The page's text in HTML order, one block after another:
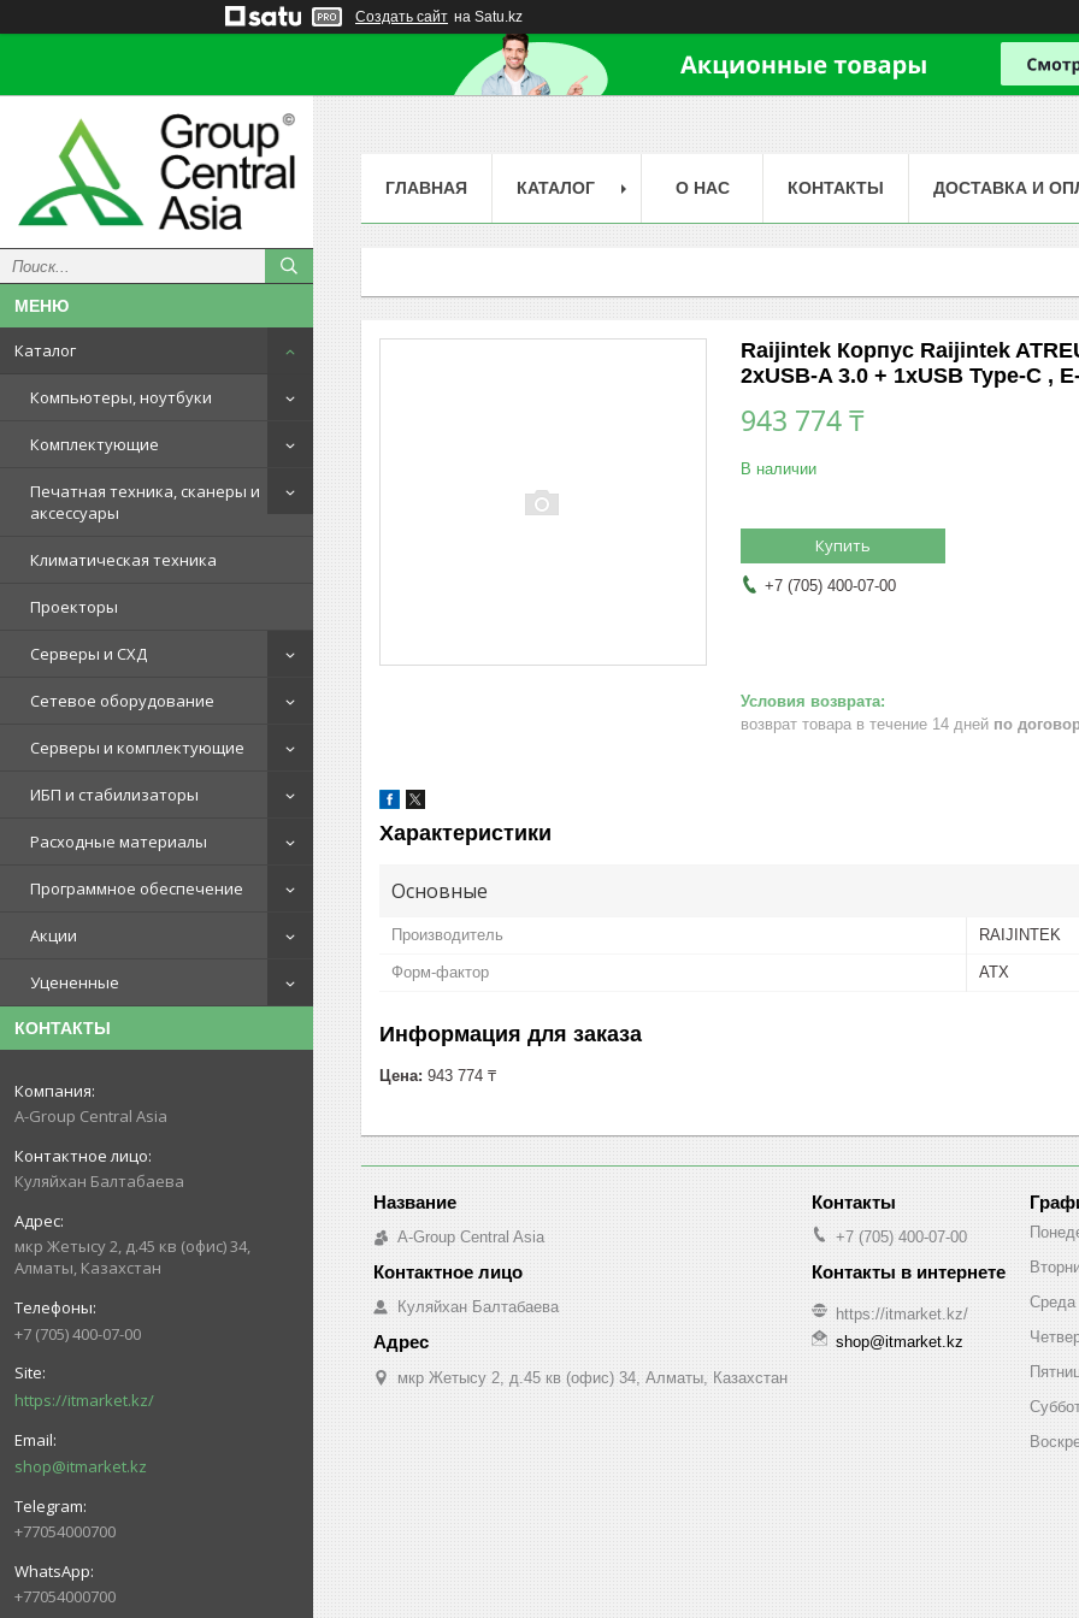
Создать сайт на Satu.kz
Каталог
Компьютеры, ноутбуки
Комплектующие
Печатная техника, сканеры и
аксессуары
Климатическая техника
Проекторы
Серверы и СХД
Сетевое оборудование
Серверы и комплектующие
ИБП и стабилизаторы
Расходные материалы
Программное обеспечение
Акции
Уцененные
КОНТАКТЫ
A-Group Central Asia
Куляйхан Балтабаева
мкр Жетысу 2, д.45 кв (офис) 34,
Алматы, Казахстан
+7 (705) 400-07-00
https://itmarket.kz/
shop@itmarket.kz
+77054000700
+77054000700
ГЛАВНАЯ КАТАЛОГ О НАС КОНТАКТЫ ДОСТАВКА И
Raijintek Корпус Raijintek
2xUSB-A 3.0 + 1xUSB Type-C ,
943 774 ₸
В наличии
Купить
+7 (705) 400-07-00
возврат товара в течение 14 дней по
Характеристики
Основные
Производитель RAIJINTEK
Форм-фактор ATX
Информация для заказа
Цена: 943 774 ₸
A-Group Central Asia
Куляйхан Балтабаева
мкр Жетысу 2, д.45 кв (офис) 34, Алматы, Казахстан
+7 (705) 400-07-00
https://itmarket.kz/
shop@itmarket.kz
Среда